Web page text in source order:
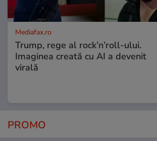
Mediafax.ro
Trump, rege al rock’n’roll-ului.
Imaginea creată cu AI a devenit
virală
PROMO